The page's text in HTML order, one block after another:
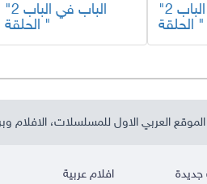
"الباب في الباب 2
الحلقة "
"الباب في الباب 2
الحلقة "
الموقع العربي الاول للمسلسلات، الافلام
افلام عربية